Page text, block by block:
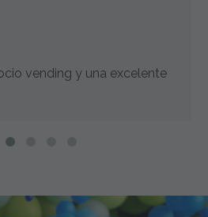
vending y una excelente